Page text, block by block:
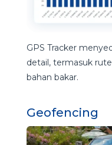
GPS Tracker
detail, termasuk
bahan bakar.
Geofencing